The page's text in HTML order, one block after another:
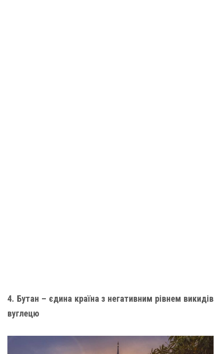
4. Бутан – єдина країна з негативним рівнем викидів
вуглецю